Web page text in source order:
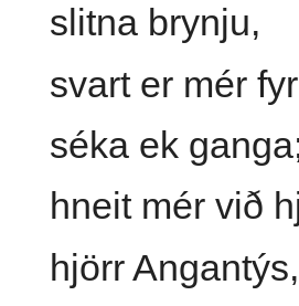
slitna brynju,
svart er mér
séka ek
hneit mér við
hjörr Angantýs,